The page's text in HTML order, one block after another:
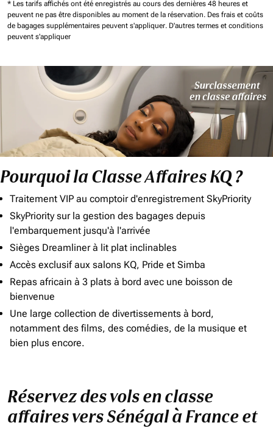
* Les tarifs affichés ont été enregistrés au cours des dernières 48 heures et
peuvent ne pas être disponibles au moment de la réservation. Des frais et coûts
de bagages supplémentaires peuvent s'appliquer. D'autres termes et conditions
peuvent s'appliquer
Pourquoi la Classe Affaires KQ ?
Traitement VIP au comptoir d'enregistrement SkyPriority
SkyPriority sur la gestion des bagages depuis
l'embarquement jusqu'à l'arrivée
Sièges Dreamliner à lit plat inclinables
Accès exclusif aux salons KQ, Pride et Simba
Repas africain à 3 plats à bord avec une boisson de
bienvenue
Une large collection de divertissements à bord,
notamment des films, des comédies, de la musique et
bien plus encore.
Réservez des vols en classe
affaires vers Sénégal à France et